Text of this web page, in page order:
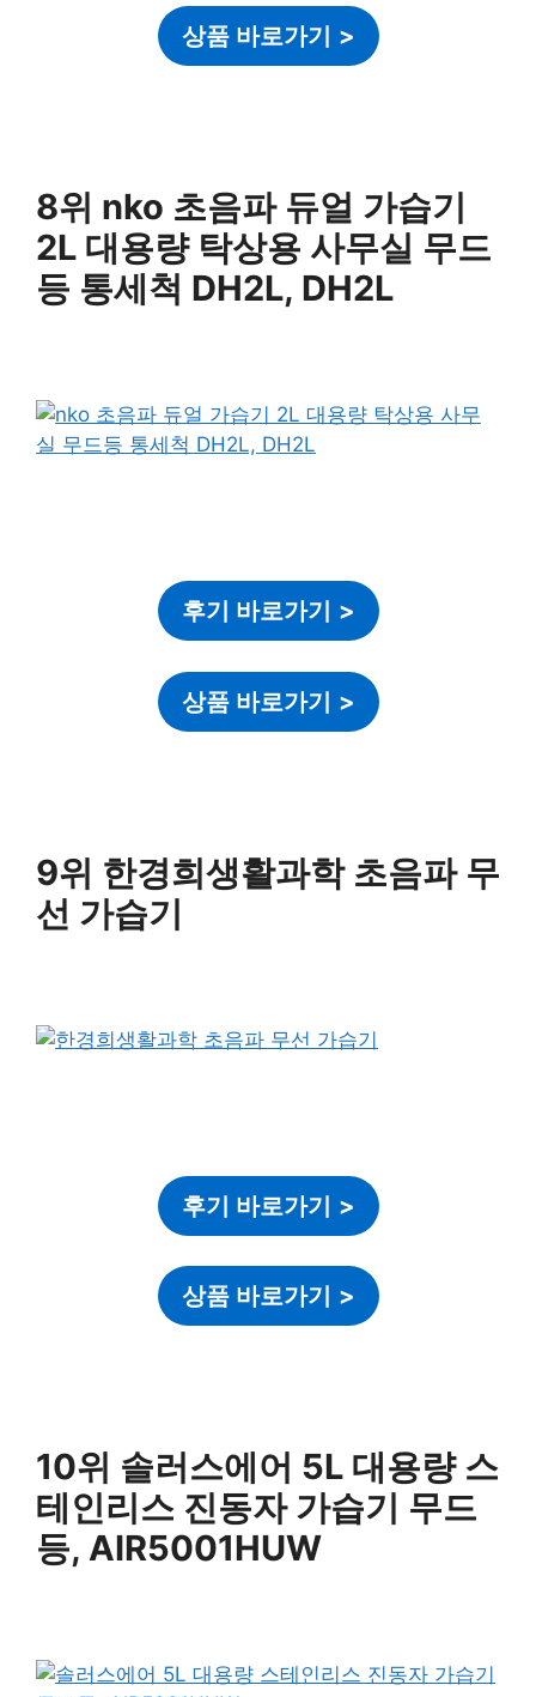
상품 바로가기 >
8위 nko 초음파 듀얼 가습기
2L 대용량 탁상용 사무실 무드
등 통세척 DH2L, DH2L
후기 바로가기 >
상품 바로가기 >
9위 한경희생활과학 초음파 무
선 가습기
후기 바로가기 >
상품 바로가기 >
10위 솔러스에어 5L 대용량 스
테인리스 진동자 가습기 무드
등, AIR5001HUW